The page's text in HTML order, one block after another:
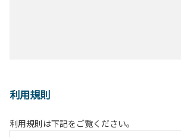
利用規則
利用規則は下記をご覧ください。